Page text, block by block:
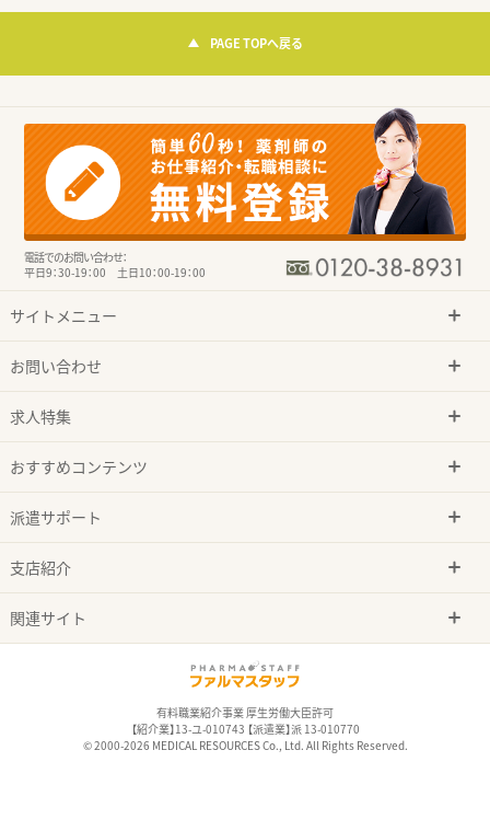
PAGE TOPへ戻る
電話でのお問い合わせ：
平日9：30-19：00 土日10：00-19：00
サイトメニュー
お問い合わせ
求人特集
おすすめコンテンツ
派遣サポート
支店紹介
関連サイト
有料職業紹介事業 厚生労働大臣許可
【紹介業】13-ユ-010743 【派遣業】派 13-010770
© 2000-2026 MEDICAL RESOURCES Co., Ltd. All Rights Reserved.